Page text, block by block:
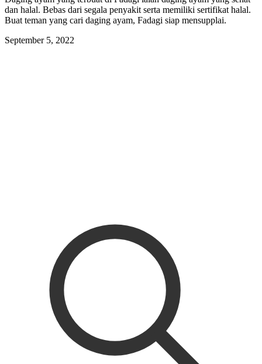
dan halal. Bebas dari segala penyakit serta memiliki sertifikat halal.
Buat teman yang cari daging ayam, Fadagi siap mensupplai.
September 5, 2022